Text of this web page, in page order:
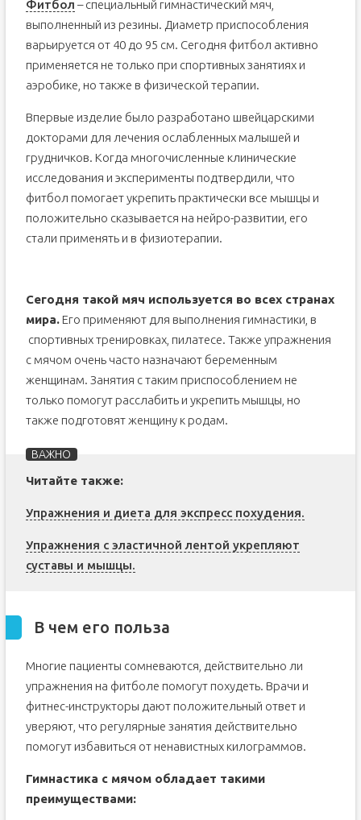
Фитбол – специальный гимнастический мяч,
выполненный из резины. Диаметр приспособления
варьируется от 40 до 95 см. Сегодня фитбол активно
применяется не только при спортивных занятиях и
аэробике, но также в физической терапии.
Впервые изделие было разработано швейцарскими
докторами для лечения ослабленных малышей и
грудничков. Когда многочисленные клинические
исследования и эксперименты подтвердили, что
фитбол помогает укрепить практически все мышцы и
положительно сказывается на нейро-развитии, его
стали применять и в физиотерапии.
Сегодня такой мяч используется во всех странах
мира.Его применяют для выполнения гимнастики, в
спортивных тренировках, пилатесе. Также упражнения
с мячом очень часто назначают беременным
женщинам. Занятия с таким приспособлением не
только помогут расслабить и укрепить мышцы, но
также подготовят женщину к родам.
Читайте также:
Упражнения и диета для экспресс похудения.
Упражнения с эластичной лентой укрепляют
суставы и мышцы.
В чем его польза
Многие пациенты сомневаются, действительно ли
упражнения на фитболе помогут похудеть. Врачи и
фитнес-инструкторы дают положительный ответ и
уверяют, что регулярные занятия действительно
помогут избавиться от ненавистных килограммов.
Гимнастика с мячом обладает такими
преимуществами: